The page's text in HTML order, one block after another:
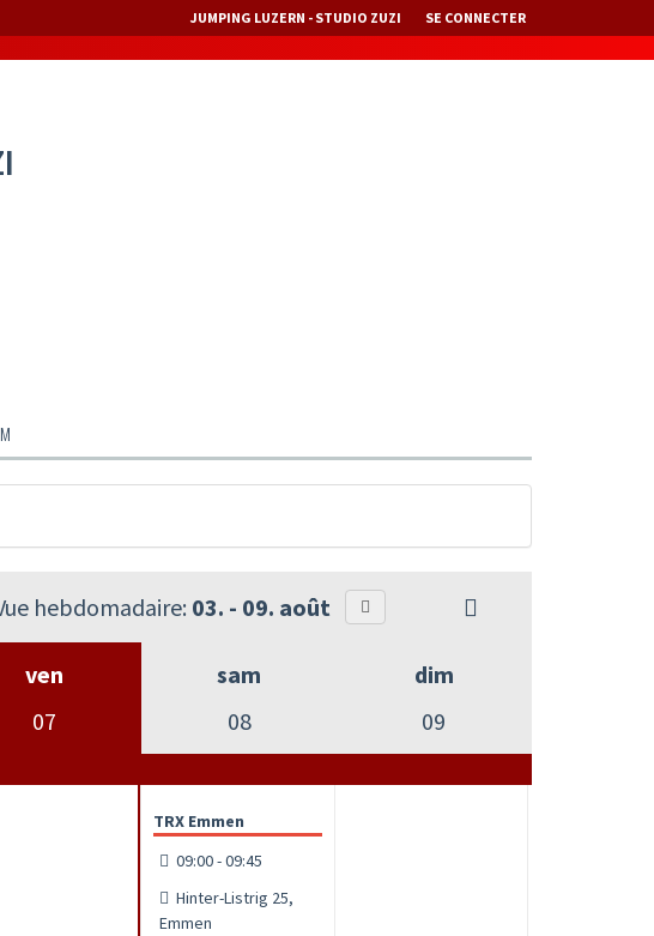
JUMPING LUZERN - STUDIO ZUZI SE CONNECTER
hebdomadaire: 03. - 09. août
ven
07
sam
08
dim
09
TRX Emmen
09:00 - 09:45
Hinter-Listrig 25,
Emmen